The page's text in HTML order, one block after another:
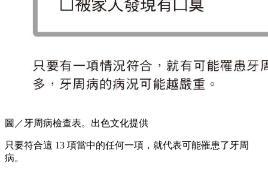
圖／牙周病檢查表。出色文化提供
只要符合這 13 項當中的任何一項，就代表可能罹患了牙周
病。